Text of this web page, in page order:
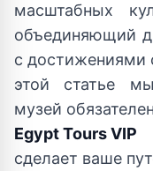
масштабных
объединяющий
с достижениями
этой статье
музей
Egypt Tours VIP
сделает ваше